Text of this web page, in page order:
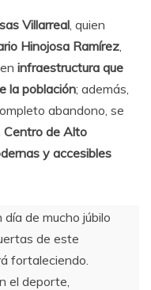
Villarreal , quien
Hinojosa Ramírez
infraestructura que
la población; además,
abandono, se
Centro de Alto
y accesibles
de mucho júbilo
de este
fortaleciendo.
el deporte,